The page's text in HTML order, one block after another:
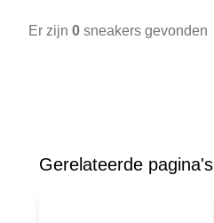
Er zijn 0 sneakers gevonden
Gerelateerde pagina's